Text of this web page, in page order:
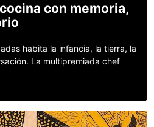
con memoria,
habita la infancia, la tierra, la
La multipremiada chef